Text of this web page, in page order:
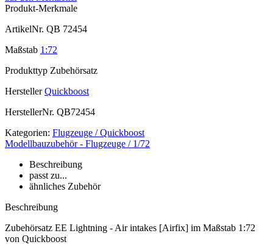
Produkt-Merkmale
ArtikelNr. QB 72454
Maßstab 1:72
Produkttyp Zubehörsatz
Hersteller Quickboost
HerstellerNr. QB72454
Kategorien: Flugzeuge / Quickboost
Modellbauzubehör - Flugzeuge / 1/72
Beschreibung
passt zu...
ähnliches Zubehör
Beschreibung
Zubehörsatz EE Lightning - Air intakes [Airfix] im Maßstab 1:72
von Quickboost